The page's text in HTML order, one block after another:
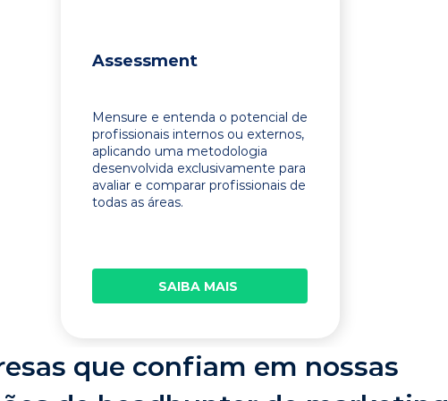
Assessment
Mensure e entenda o potencial de
profissionais internos ou externos,
aplicando uma metodologia
desenvolvida exclusivamente para
avaliar e comparar profissionais de
todas as áreas.
SAIBA MAIS
que confiam em nossas